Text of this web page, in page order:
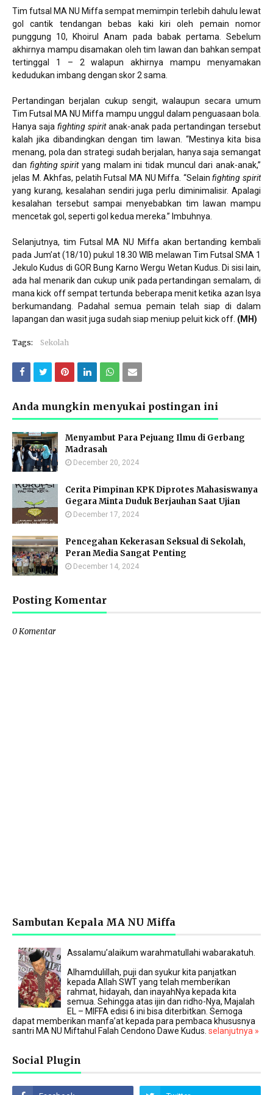
Tim futsal MA NU Miffa sempat memimpin terlebih dahulu lewat
gol cantik tendangan bebas kaki kiri oleh pemain nomor
punggung 10, Khoirul Anam pada babak pertama. Sebelum
akhirnya mampu disamakan oleh tim lawan dan bahkan sempat
tertinggal 1 – 2 walapun akhirnya mampu menyamakan
kedudukan imbang dengan skor 2 sama.
Pertandingan berjalan cukup sengit, walaupun secara umum
Tim Futsal MA NU Miffa mampu unggul dalam penguasaan bola.
Hanya saja fighting spiritanak-anak pada pertandingan tersebut
kalah jika dibandingkan dengan tim lawan. “Mestinya kita bisa
menang, pola dan strategi sudah berjalan, hanya saja semangat
dan fighting spirit yang malam ini tidak muncul dari anak-anak,”
jelas M. Akhfas, pelatih Futsal MA NU Miffa. “Selainfighting spirit
yang kurang, kesalahan sendiri juga perlu diminimalisir. Apalagi
kesalahan tersebut sampai menyebabkan tim lawan mampu
mencetak gol, seperti gol kedua mereka.” Imbuhnya.
Selanjutnya, tim Futsal MA NU Miffa akan bertanding kembali
pada Jum’at (18/10) pukul 18.30 WIB melawan Tim Futsal SMA 1
Jekulo Kudus di GOR Bung Karno Wergu Wetan Kudus. Di sisi lain,
ada hal menarik dan cukup unik pada pertandingan semalam, di
mana kick off sempat tertunda beberapa menit ketika azan Isya
berkumandang. Padahal semua pemain telah siap di dalam
lapangan dan wasit juga sudah siap meniup peluit kick off. (MH)
Tags: Sekolah
Anda mungkin menyukai postingan ini
Menyambut Para Pejuang Ilmu di Gerbang
Madrasah
December 20, 2024
Cerita Pimpinan KPK Diprotes Mahasiswanya
Gegara Minta Duduk Berjauhan Saat Ujian
December 17, 2024
Pencegahan Kekerasan Seksual di Sekolah,
Peran Media Sangat Penting
December 14, 2024
Posting Komentar
0 Komentar
Sambutan Kepala MA NU Miffa
Assalamu’alaikum warahmatullahi wabarakatuh.
Alhamdulillah, puji dan syukur kita panjatkan
kepada Allah SWT yang telah memberikan
rahmat, hidayah, dan inayahNya kepada kita
semua. Sehingga atas ijin dan ridho-Nya, Majalah
EL – MIFFA edisi 6 ini bisa diterbitkan. Semoga
dapat memberikan manfa’at kepada para pembaca khususnya
santri MA NU Miftahul Falah Cendono Dawe Kudus. selanjutnya »
Social Plugin